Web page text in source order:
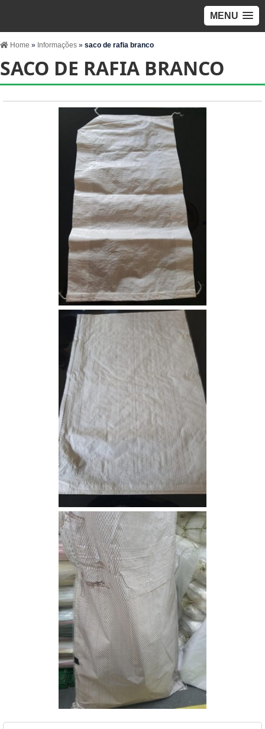
MENU
Home » Informações » saco de rafia branco
SACO DE RAFIA BRANCO